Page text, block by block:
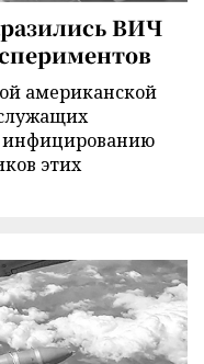
ВИЧ
американской
инфицированию
этих